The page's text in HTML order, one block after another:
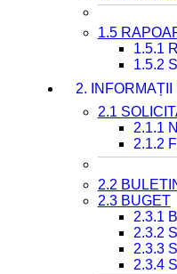
1.5
1.5.1
1.5.2
2.
2.1
2.1.1
2.1.2
2.2
2.3 BUGET
2.3.1
2.3.2
2.3.3
2.3.4